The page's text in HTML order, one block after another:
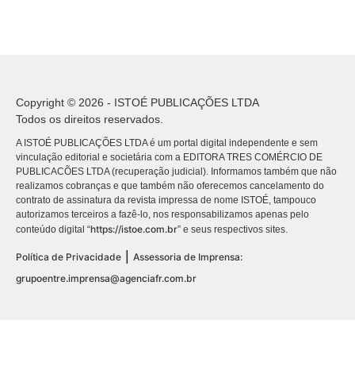
Copyright © 2026 - ISTOÉ PUBLICAÇÕES LTDA
Todos os direitos reservados.
A ISTOÉ PUBLICAÇÕES LTDA é um portal digital independente e sem
vinculação editorial e societária com a EDITORA TRES COMÉRCIO DE
PUBLICACÕES LTDA (recuperação judicial). Informamos também que não
realizamos cobranças e que também não oferecemos cancelamento do
contrato de assinatura da revista impressa de nome ISTOÉ, tampouco
autorizamos terceiros a fazê-lo, nos responsabilizamos apenas pelo
conteúdo digital “https://istoe.com.br” e seus respectivos sites.
Política de Privacidade | Assessoria de Imprensa:
grupoentre.imprensa@agenciafr.com.br